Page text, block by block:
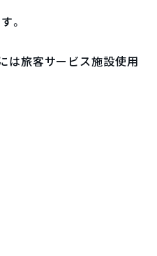
。
は旅客サービス施設使用